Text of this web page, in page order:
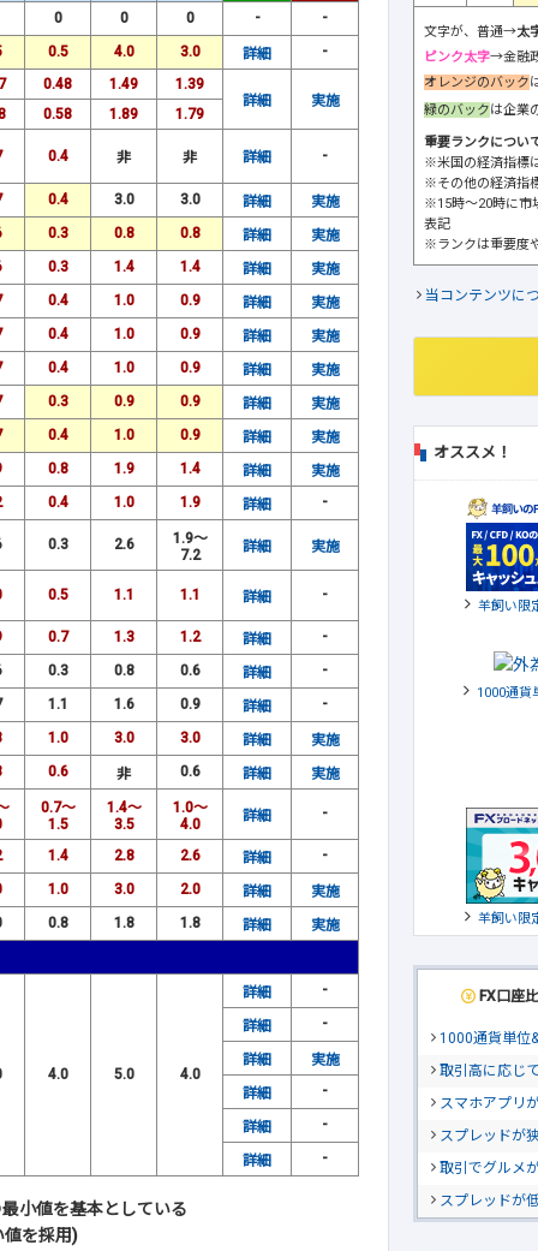
0
0 0 -
-
0.5 4.0 3.0 詳細
-
0.48 1.49
1.39
詳細
実施
0.58 1.89 1.79
0.4 非 非 詳細 -
0.4 3.0 3.0 詳細
実施
0.3 0.8 0.8 詳細
実施
0.3 1.4 1.4 詳細
実施
0.4 1.0 0.9 詳細
実施
0.4 1.0 0.9 詳細
実施
0.4 1.0 0.9 詳細
実施
0.3 0.9 0.9 詳細
実施
0.4 1.0 0.9 詳細
実施
0.8 1.9 1.4 詳細
実施
0.4 1.0 1.9 詳細 -
0.3 2.6
1.9～
7.2
詳細 実施
0.5 1.1 1.1 詳細 -
0.7 1.3 1.2 詳細
-
0.3 0.8 0.6 詳細
-
1.1 1.6 0.9 詳細
-
1.0 3.0 3.0 詳細
実施
0.6 非 0.6 詳細
実施
0.7～
1.5
1.4～
3.5
1.0～
4.0
詳細 -
1.4 2.8 2.6 詳細
-
1.0 3.0 2.0 詳細
実施
0.8 1.8 1.8 詳細 実施
4.0 5.0 4.0
詳細 -
詳細 -
詳細
実施
詳細
-
詳細 -
詳細 -
小値を基本としている
値を採用)
文字が、普通→太
ピンク太字→金融
オレンジのバック
緑のバックは企業
重要ランクについ
※米国の経済指標
※その他の経済指
※15時～20時に市
表記
※ランクは重要度
当コンテンツに
オススメ！
羊飼い限
1000通貨
羊飼い限
FX口座
1000通貨単位
取引高に応じ
スマホアプリ
スプレッドが
取引でグルメ
スプレッドが